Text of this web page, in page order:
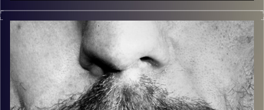
זיפים, מוזיקה מחוספסת של הופעות חיות. הרבה ג'אם, רוק,
בלוז, bluegrass, ג'אז, Fאנק, פרוגרסיב ואפילו אלקטרוניקה.
כל מה שחי, אמיתי ונושם.
עם שמוליק רגב.
קרדיט תמונות: David Goehring